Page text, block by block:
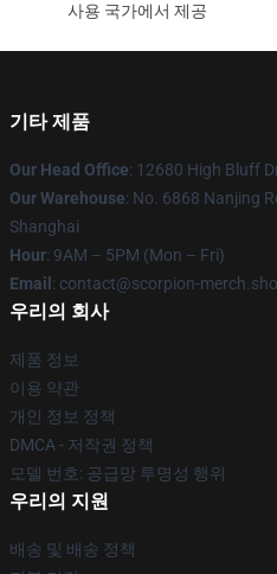
사용 국가에서 제공
기타 제품
Our Head Office: 12680 High Bluff
Our Warehouse: No. 6868 Nanjing
Shanghai
Hour: 9AM – 5PM (Mon – Fri)
Email : contact@scorpion-
우리의 회사
제품 정보
이용 약관
개인 정보 정책
DMCA - 저작권 정책
모델 번호: 공급망 투명성 행위
우리의 지원
배송 및 배송 정책